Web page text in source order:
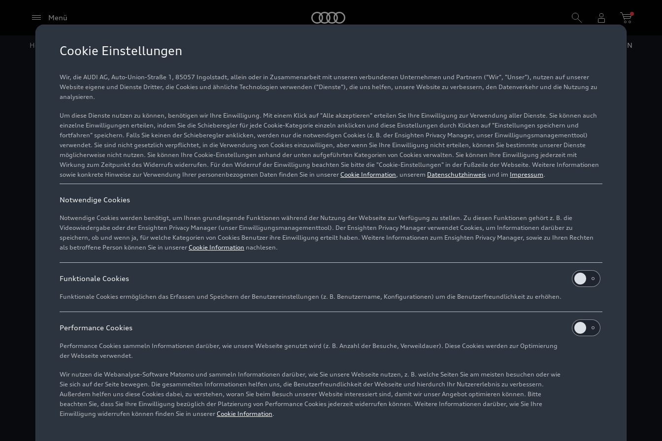
Menü
Home Audi Media Center Fotos EN
MaterialLoop
Infografik 04.04.2025
Materialrückführung von Post-Consumer-Rezyklat über digitales Materialkonto
Cookie Einstellungen
Wir, die AUDI AG, Auto-Union-Straße 1, 85057 Ingolstadt, allein oder in Zusammenarbeit mit unseren verbundenen Unternehmen und Partnern ("Wir", "Unser"), nutzen auf unserer
Website eigene und Dienste Dritter, die Cookies und ähnliche Technologien verwenden ("Dienste"), die uns helfen, unsere Website zu verbessern, den Datenverkehr und die Nutzung zu
analysieren.
Um diese Dienste nutzen zu können, benötigen wir Ihre Einwilligung. Mit einem Klick auf "Alle akzeptieren" erteilen Sie Ihre Einwilligung zur Verwendung aller Dienste. Sie können auch
einzelne Einwilligungen erteilen, indem Sie die Schieberegler für jede Cookie-Kategorie einzeln anklicken und diese Einstellungen durch Klicken auf "Einstellungen speichern und
fortfahren" speichern. Falls Sie keinen der Schieberegler anklicken, werden nur die notwendigen Cookies (z. B. der Ensighten Privacy Manager, unser Einwilligungsmanagementtool)
verwendet. Sie sind nicht gesetzlich verpflichtet, in die Verwendung von Cookies einzuwilligen, aber wenn Sie Ihre Einwilligung nicht erteilen, können Sie bestimmte unserer Dienste
möglicherweise nicht nutzen. Sie können Ihre Cookie-Einstellungen anhand der unten aufgeführten Kategorien von Cookies verwalten. Sie können Ihre Einwilligung jederzeit mit
Wirkung zum Zeitpunkt des Widerrufs widerrufen. Für den Widerruf der Einwilligung beachten Sie bitte die "Cookie-Einstellungen" in der Fußzeile der Webseite. Weitere Informationen
sowie konkrete Hinweise zur Verwendung Ihrer personenbezogenen Daten finden Sie in unserer Cookie Information, unserem Datenschutzhinweis und im Impressum.
Notwendige Cookies
Notwendige Cookies werden benötigt, um Ihnen grundlegende Funktionen während der Nutzung der Webseite zur Verfügung zu stellen. Zu diesen Funktionen gehört z. B. die
Videowiedergabe oder der Ensighten Privacy Manager (unser Einwilligungsmanagementtool). Der Ensighten Privacy Manager verwendet Cookies, um Informationen darüber zu
speichern, ob und wenn ja, für welche Kategorien von Cookies Benutzer ihre Einwilligung erteilt haben. Weitere Informationen zum Ensighten Privacy Manager, sowie zu Ihren Rechten
als betroffene Person können Sie in unserer Cookie Information nachlesen.
Funktionale Cookies
Funktionale Cookies ermöglichen das Erfassen und Speichern der Benutzereinstellungen (z. B. Benutzername, Konfigurationen) um die Benutzerfreundlichkeit zu erhöhen.
Performance Cookies
Performance Cookies sammeln Informationen darüber, wie unsere Webseite genutzt wird (z. B. Anzahl der Besuche, Verweildauer). Diese Cookies werden zur Optimierung
der Webseite verwendet.
Wir nutzen die Webanalyse-Software Matomo und sammeln Informationen darüber, wie Sie unsere Webseite nutzen, z. B. welche Seiten Sie am meisten besuchen oder wie
Sie sich auf der Seite bewegen. Die gesammelten Informationen helfen uns, die Benutzerfreundlichkeit der Webseite und hierdurch Ihr Nutzererlebnis zu verbessern.
Außerdem helfen uns diese Cookies dabei, zu verstehen, woran Sie beim Besuch unserer Website interessiert sind, damit wir unser Angebot optimieren können. Bitte
beachten Sie, dass Sie Ihre Einwilligung bezüglich der Platzierung von Performance Cookies jederzeit widerrufen können. Weitere Informationen darüber, wie Sie Ihre
Einwilligung widerrufen können finden Sie in unserer Cookie Information.